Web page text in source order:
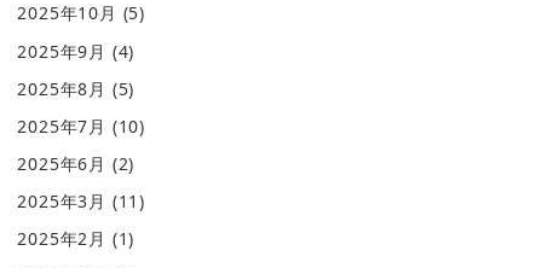
2025年10月 (5)
2025年9月 (4)
2025年8月 (5)
2025年7月 (10)
2025年6月 (2)
2025年3月 (11)
2025年2月 (1)